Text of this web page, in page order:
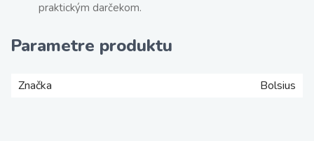
praktickým darčekom.
Parametre produktu
Značka Bolsius